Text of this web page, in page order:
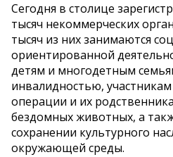
Сегодня в столице
тысяч некоммерческих
тысяч из них занимаются
ориентированной
детям и многодетным
инвалидностью,
операции и их
бездомных животных, а
сохранении культурного
окружающей среды.